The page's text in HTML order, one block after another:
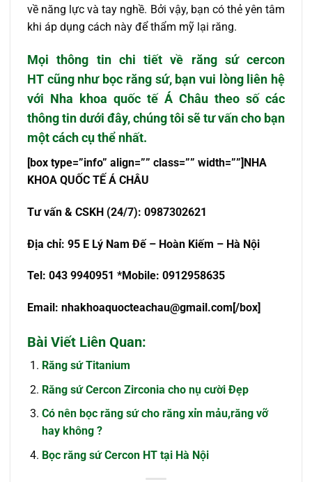
về năng lực và tay nghề. Bởi vậy, bạn có thẻ yên tâm
khi áp dụng cách này để thẩm mỹ lại răng.
Mọi thông tin chi tiết về răng sứ cercon
HT cũng như bọc răng sứ,bạn vui lòng liên hệ
với Nha khoa quốc tế Á Châu theo số các
thông tin dưới đây, chúng tôi sẽ tư vấn cho bạn
một cách cụ thể nhất.
[box type=”info” align=”” class=”” width=””]NHA
KHOA QUỐC TẾ Á CHÂU
Tưvấn & CSKH (24/7): 0987302621
Địa chỉ: 95 E Lý Nam Đế– Hoàn Kiếm – Hà Nội
Tel: 043 9940951 *Mobile: 0912958635
Email: nhakhoaquocteachau@gmail.com [/box]
Bài Viết Liên Quan:
Răng sứ Titanium
Răng sứ Cercon Zirconia cho nụ cười Đẹp
Có nên bọc răng sứ cho răng xỉn mảu,răng vỡ
hay không ?
Bọc răng sứ Cercon HT tại Hà Nội